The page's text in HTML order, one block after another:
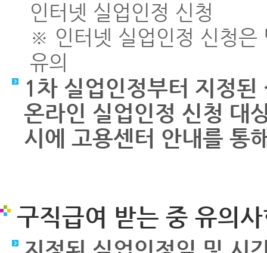
인터넷 실업인정 신청
※ 인터넷 실업인정 신청
유의
1차 실업인정부터 지정
온라인 실업인정 신청 대
시에 고용센터 안내를 통
구직급여 받는 중 유의